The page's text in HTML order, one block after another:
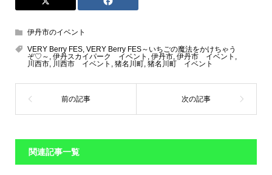
伊丹市のイベント
VERY Berry FES, VERY Berry FES～いちごの魔法をかけちゃう
ぞ♡～ , 伊丹スカイパーク イベント , 伊丹市, 伊丹市 イベント ,
川西市, 川西市 イベント , 猪名川町, 猪名川町 イベント
関連記事一覧